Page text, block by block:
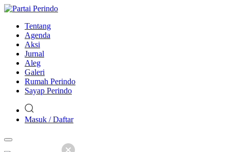
Tentang
Agenda
Aksi
Jurnal
Aleg
Galeri
Rumah Perindo
Sayap Perindo
Masuk / Daftar